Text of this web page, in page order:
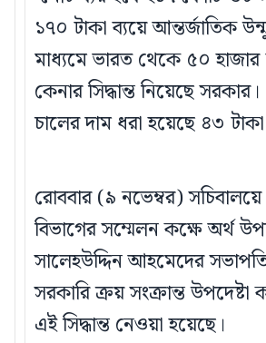
১৭০ টাকা ব্যয়ে আন্তর্জাতিক
মাধ্যমে ভারত থেকে ৫০ হাজার
কেনার সিদ্ধান্ত নিয়েছে
চালের দাম ধরা হয়েছে ৪৩
রোববার (৯ নভেম্বর) সচিবালয়ে
বিভাগের সম্মেলন কক্ষে অর্থ
সালেহউদ্দিন আহমেদের
সরকারি ক্রয় সংক্রান্ত
এই সিদ্ধান্ত নেওয়া হয়েছে।